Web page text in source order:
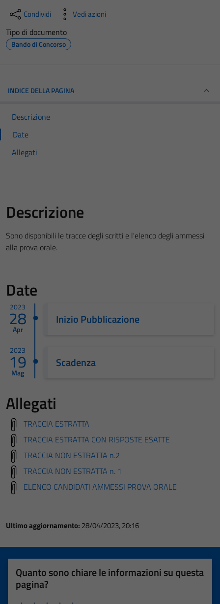
Condividi Vedi azioni
Tipo di documento
Bando di Concorso
INDICE DELLA PAGINA
Descrizione
Date
Allegati
Descrizione
Sono disponibili le tracce degli scritti e l'elenco degli ammessi
alla prova orale.
Date
2023
28
Apr
Inizio Pubblicazione
2023
19
Mag
Scadenza
Allegati
TRACCIA ESTRATTA
TRACCIA ESTRATTA CON RISPOSTE ESATTE
TRACCIA NON ESTRATTA n.2
TRACCIA NON ESTRATTA n. 1
ELENCO CANDIDATI AMMESSI PROVA ORALE
Ultimo aggiornamento: 28/04/2023, 20:16
Quanto sono chiare le informazioni su questa
pagina?